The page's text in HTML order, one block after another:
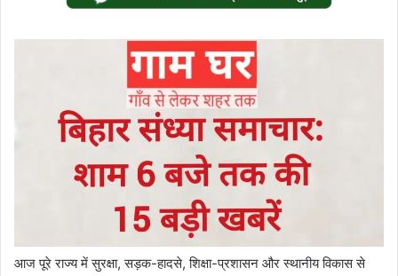
आज पूरे राज्य में सुरक्षा, सड़क-हादसे, शिक्षा-प्रशासन और स्थानीय विकास से